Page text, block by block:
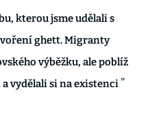
kterou jsme udělali s
ghett. Migranty
výběžku, ale poblíž
vydělali si na existenci